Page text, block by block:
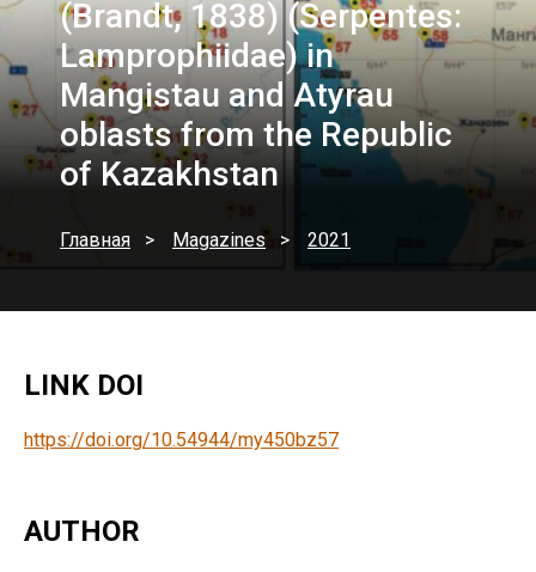
(Brandt, 1838) (Serpentes:
Lamprophiidae) in
Mangistau and Atyrau
oblasts from the Republic
of Kazakhstan
Главная Magazines 2021
LINK DOI
https://doi.org/10.54944/my450bz57
AUTHOR